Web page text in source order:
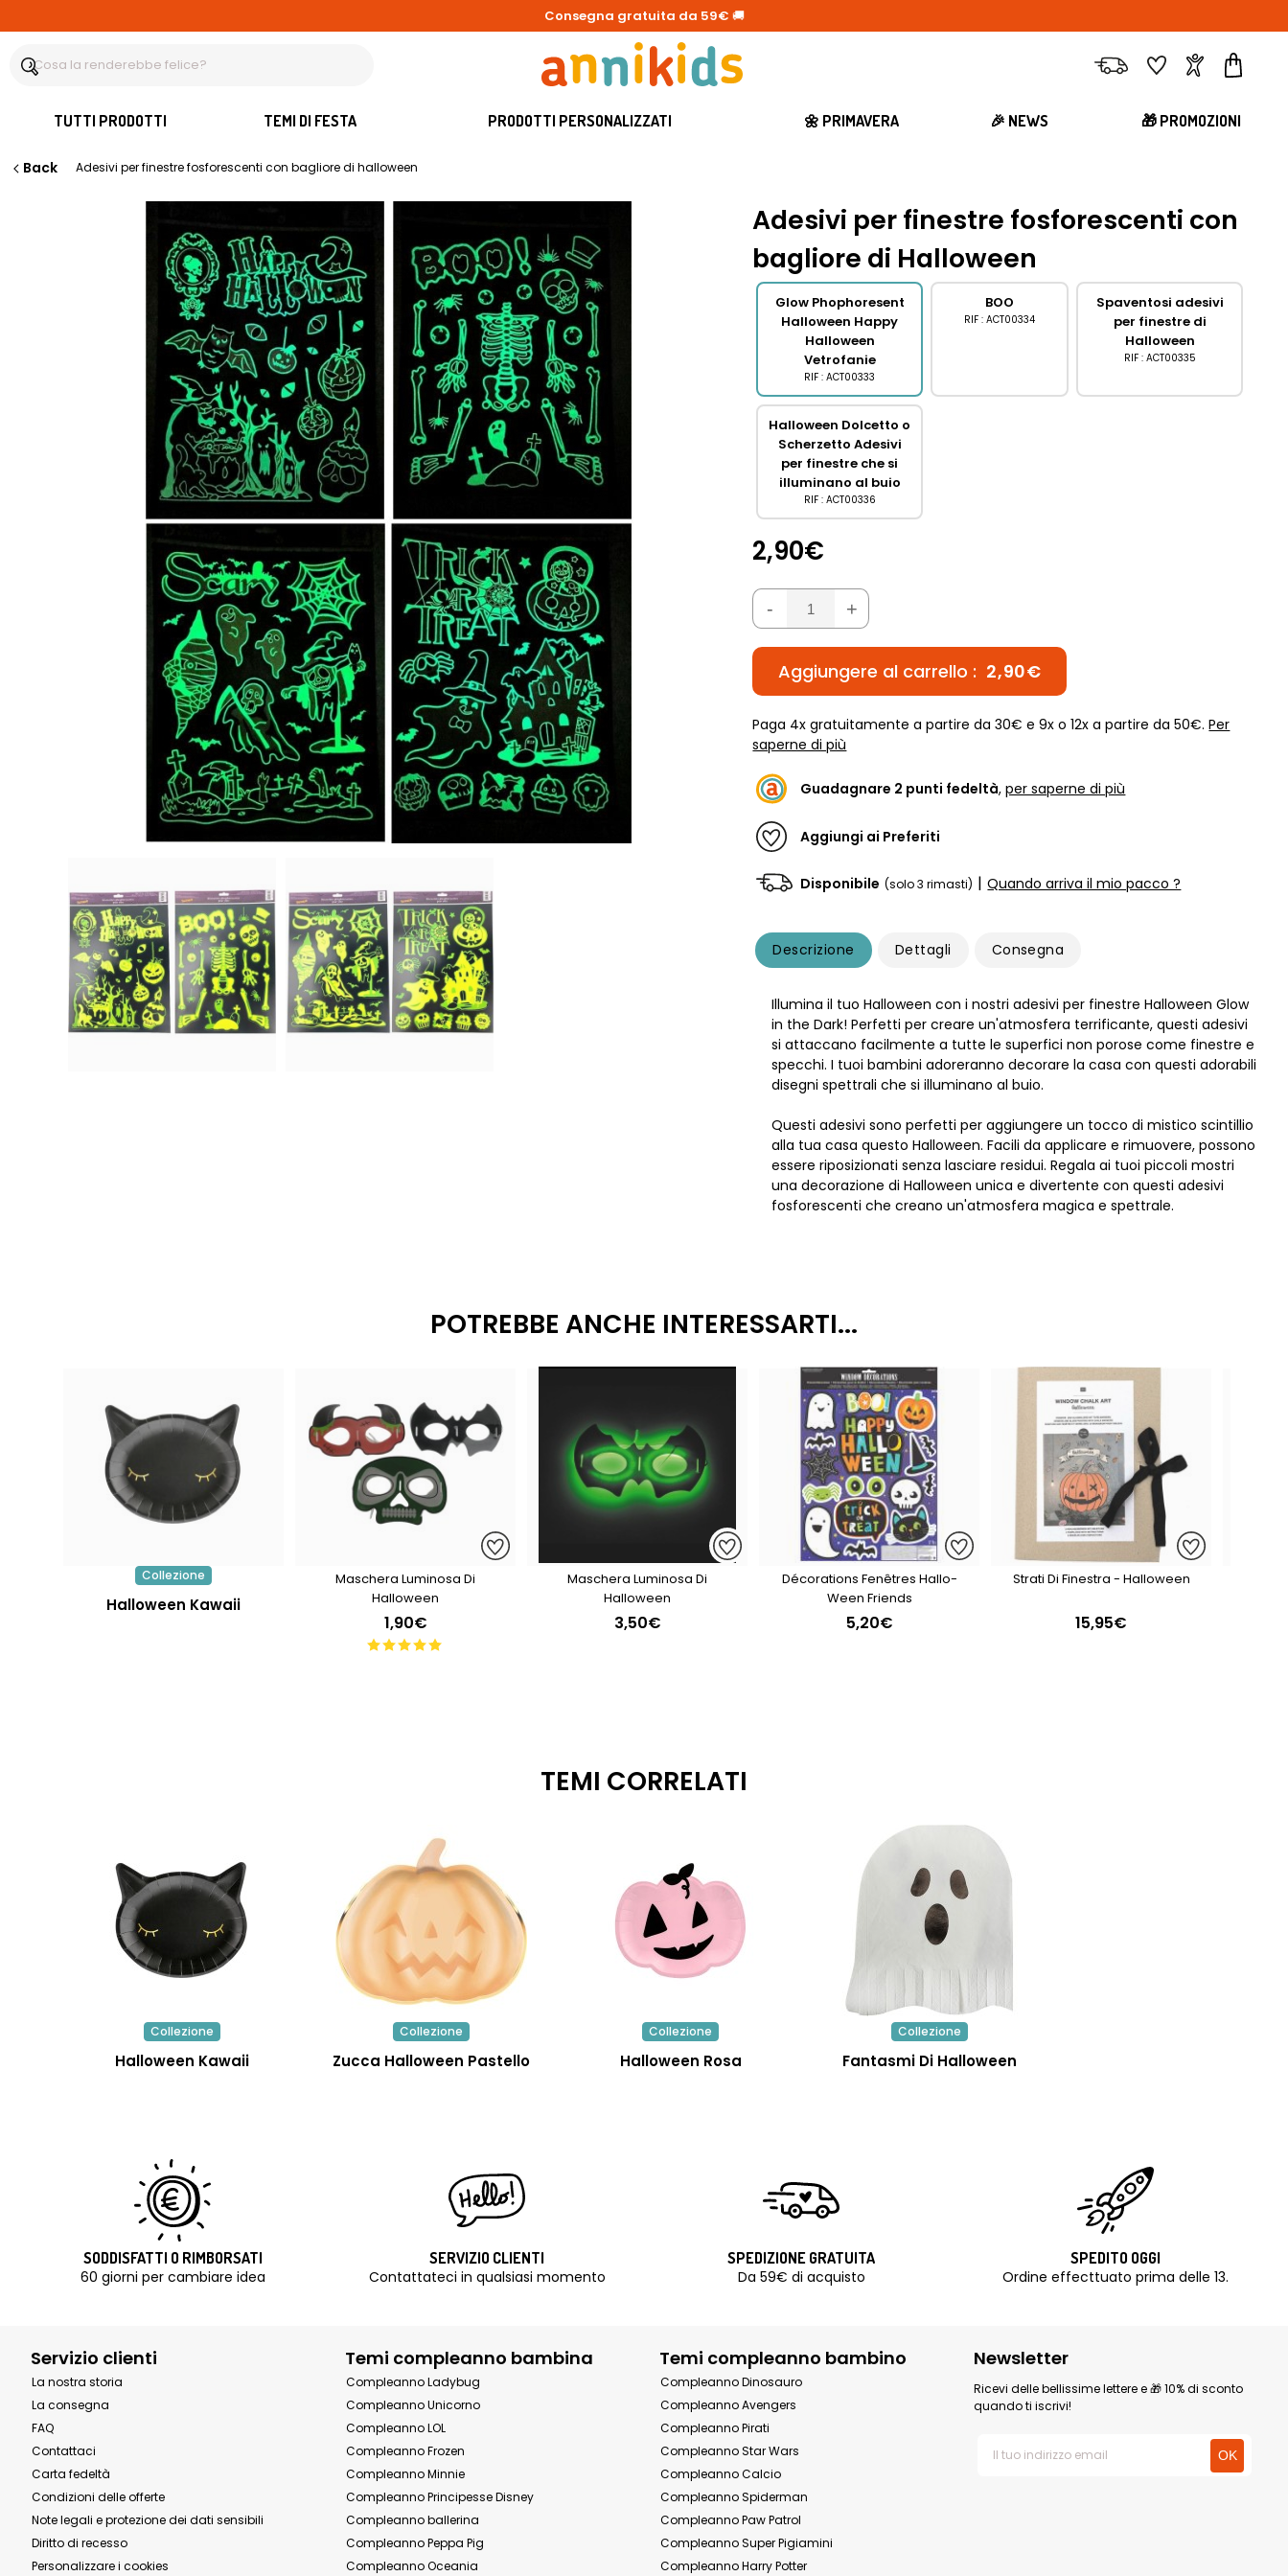
Consegna gratuita da 59€ 🚚
ConsegnaPreferitiAccount
TUTTI PRODOTTI TEMI DI FESTA PRODOTTI PERSONALIZZATI 🌼 PRIMAVERA 🎉 NEWS 🎁 PROMOZIONI
Back Adesivi per finestre fosforescenti con bagliore di halloween
Adesivi per finestre fosforescenti con
bagliore di Halloween
Glow Phophoresent
Halloween Happy
Halloween
Vetrofanie
RIF : ACT00333
BOO
RIF : ACT00334
Spaventosi adesivi
per finestre di
Halloween
RIF : ACT00335
Halloween Dolcetto o
Scherzetto Adesivi
per finestre che si
illuminano al buio
RIF : ACT00336
2,90€
- +
Aggiungere al carrello : 2,90€
Paga 4x gratuitamente a partire da 30€ e 9x o 12x a partire da 50€.Per
saperne di più
Guadagnare 2 punti fedeltà,per saperne di più
Aggiungi ai Preferiti
Disponibile (solo 3 rimasti) | Quando arriva il mio pacco ?
Descrizione Dettagli Consegna
Illumina il tuo Halloween con i nostri adesivi per finestre Halloween Glow
in the Dark! Perfetti per creare un'atmosfera terrificante, questi adesivi
si attaccano facilmente a tutte le superfici non porose come finestre e
specchi. I tuoi bambini adoreranno decorare la casa con questi adorabili
disegni spettrali che si illuminano al buio.
Questi adesivi sono perfetti per aggiungere un tocco di mistico scintillio
alla tua casa questo Halloween. Facili da applicare e rimuovere, possono
essere riposizionati senza lasciare residui. Regala ai tuoi piccoli mostri
una decorazione di Halloween unica e divertente con questi adesivi
fosforescenti che creano un'atmosfera magica e spettrale.
POTREBBE ANCHE INTERESSARTI...
Collezione
Halloween Kawaii
Maschera Luminosa Di
Halloween
1,90€
Maschera Luminosa Di
Halloween
3,50€
Décorations Fenêtres Hallo-
Ween Friends
5,20€
Strati Di Finestra - Halloween
15,95€
TEMI CORRELATI
Collezione
Halloween Kawaii
Collezione
Zucca Halloween Pastello
Collezione
Halloween Rosa
Collezione
Fantasmi Di Halloween
SODDISFATTI O RIMBORSATI
60 giorni per cambiare idea
SERVIZIO CLIENTI
Contattateci in qualsiasi momento
SPEDIZIONE GRATUITA
Da 59€ di acquisto
SPEDITO OGGI
Ordine effecttuato prima delle 13.
Servizio clienti
La nostra storia
La consegna
FAQ
Contattaci
Carta fedeltà
Condizioni delle offerte
Note legali e protezione dei dati sensibili
Diritto di recesso
Personalizzare i cookies
Temi compleanno bambina
Compleanno Ladybug
Compleanno Unicorno
Compleanno LOL
Compleanno Frozen
Compleanno Minnie
Compleanno Principesse Disney
Compleanno ballerina
Compleanno Peppa Pig
Compleanno Oceania
Temi compleanno bambino
Compleanno Dinosauro
Compleanno Avengers
Compleanno Pirati
Compleanno Star Wars
Compleanno Calcio
Compleanno Spiderman
Compleanno Paw Patrol
Compleanno Super Pigiamini
Compleanno Harry Potter
Newsletter
Ricevi delle bellissime lettere e 🎁 10% di sconto
quando ti iscrivi!